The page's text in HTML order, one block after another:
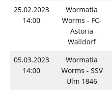
25.02.2023
14:00
Wormatia
Worms - FC-
Astoria
Walldorf
05.03.2023
14:00
Wormatia
Worms - SSV
Ulm 1846